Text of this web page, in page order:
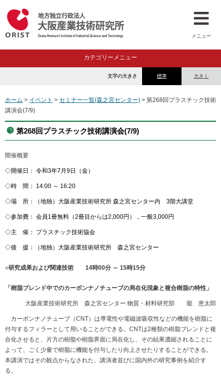
メニュー
カテゴリーメニュー
標準 大きく
文字の大きさ
ホーム > イベント > セミナー一覧(森之宮センター) > 第268回プラスチック技術
講演会(7/9)
第268回プラスチック技術講演会(7/9)
開催概要
◇開催日： 令和3年7月9日（金）
◇時 間： 14:00 ～ 16:20
◇場 所：（地独）大阪産業技術研究所 森之宮センター内 3階大講堂
◇参加費： 会員1冊無料（2冊目からは2,000円），一般3,000円
◇主 催： プラスチック技術協会
◇後 援：（地独）大阪産業技術研究所 森之宮センター
○研究成果および関連技術 14時00分 ～ 15時15分
「樹脂ブレンド中でのカーボンナノチューブの局在化現象と複合樹脂の特性」
大阪産業技術研究所 森之宮センター 物質・材料研究部 籠 恵太郎
カーボンナノチューブ（CNT）は導電性や電磁波吸収性などの機能を樹脂に
付与するフィラーとして用いることができる。CNTは2種類の樹脂ブレンドと複
合化させると、片方の樹脂や樹脂界面に局在化し、その結果濃縮されることに
よって、ごく少量で樹脂に機能を付与したり向上させたりすることができる。
本講演ではその観点からなされた、講演者並びに国内外の研究事例を紹介す
る。